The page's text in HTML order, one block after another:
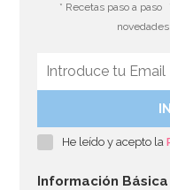
* Recetas paso a paso
He leído y acepto la
Información